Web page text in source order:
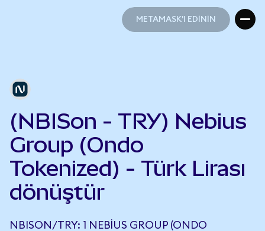
METAMASK'I EDİNİN
(NBISon - TRY) Nebius
Group (Ondo
Tokenized) - Türk Lirası
dönüştür
NBISON/TRY: 1 NEBIUS GROUP (ONDO